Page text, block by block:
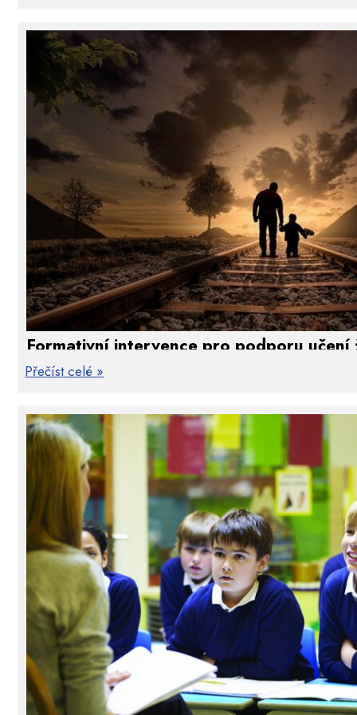
Jak je možné, že někteří vysoce inteligentní a
úspěšní? Odpověď byla nalezena už před
přílišnou pozornost. Před pár desetiletími
jako emoční inteligence. Přesto má svůj hlubinný
o pojetí a rozměr lásky, s jakou jsme se setkali
vnitřní stav, který se však nedá rozvíjet přijatými
součástí tohoto stavu je obsahové vědomí -
lidem zcela chybí. Kognitivně bychom to pak
nežije".
Formativní intervence pro podporu
promyšleným postupem, která aktivizuje učební
k rozvoji klíčových kompetencí. Výrazně
souvislostech, rozvoj kritického a růstového
gramotnost, rozvoj kompetencí k učení a řešení
a integritou myšlení i s emocemi žáků ve
dobrého učebního klimatu.
Formativní intervencevzbuzuje u žáků i učitelů
myšlení", tedy myšlení aktivní, kritické a kreativní,
při řešení problémů a vzájemně se učí, což
otázkami vyvolává hlubší myšlení a navádí žáky na
propojuje hluboké učení s povrchním, kdy lze
dovednostech v jeden celek.
Přečíst celé »